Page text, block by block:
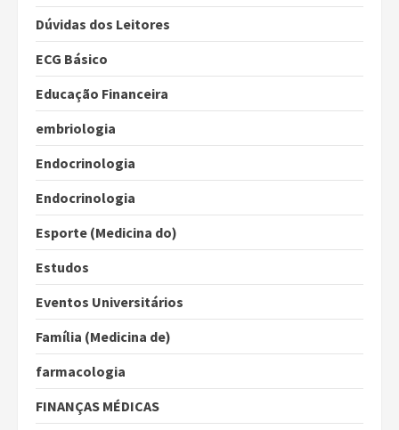
Dúvidas dos Leitores
ECG Básico
Educação Financeira
embriologia
Endocrinologia
Endocrinologia
Esporte (Medicina do)
Estudos
Eventos Universitários
Família (Medicina de)
farmacologia
FINANÇAS MÉDICAS